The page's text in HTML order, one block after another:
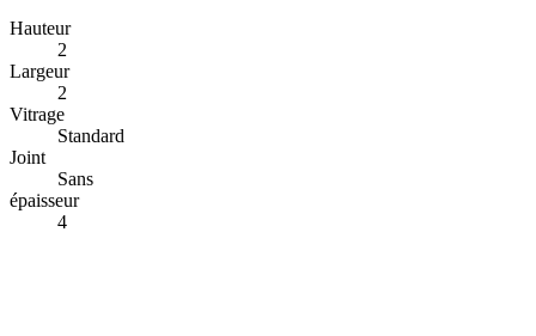
Hauteur
2
Largeur
2
Vitrage
Standard
Joint
Sans
épaisseur
4